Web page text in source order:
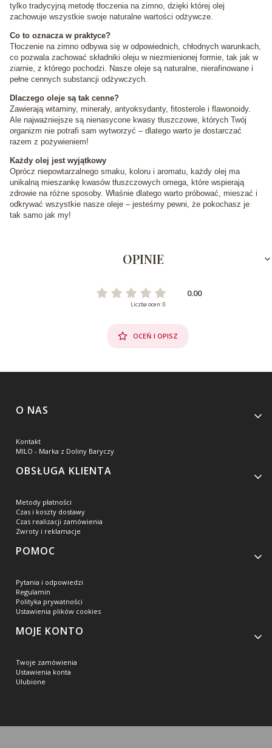
tylko tradycyjną metodę tłoczenia na zimno, dzięki której olej
zachowuje wszystkie swoje naturalne wartości odżywcze.
Co to oznacza w praktyce?
Tłoczenie na zimno odbywa się w odpowiednich, chłodnych warunkach,
co pozwala zachować składniki oleju w niezmienionej formie, tak jak w
ziarnie, z którego pochodzi. Nasze oleje są naturalne, nierafinowane i
pełne cennych substancji odżywczych.
Dlaczego oleje są tak cenne?
Zawierają witaminy, minerały, antyoksydanty, fitosterole i flawonoidy.
Ale najważniejsze są nienasycone kwasy tłuszczowe, których Twój
organizm nie potrafi sam wytworzyć – dlatego warto je dostarczać
razem z pożywieniem!
Każdy olej jest wyjątkowy
Oprócz niepowtarzalnego smaku, koloru i aromatu, każdy olej ma
unikalną mieszankę kwasów tłuszczowych omega, które wspierają
zdrowie na różne sposoby. Właśnie dlatego warto próbować, mieszać i
odkrywać wszystkie nasze oleje – jesteśmy pewni, że pokochasz je
tak samo jak my!
OPINIE
0.00
Liczba ocen: 0
OCEŃ I OPISZ
Linki w stopce
O NAS
Kontakt
MILO - Marka z Doliny Baryczy
OBSŁUGA KLIENTA
Metody płatności
Czas i koszty dostawy
Czas realizacji zamówienia
Zwroty i reklamacje
POMOC
Pytania i odpowiedzi
Regulamin
Polityka prywatności
Ustawienia plików cookies
MOJE KONTO
Twoje zamówienia
Ustawienia konta
Ulubione